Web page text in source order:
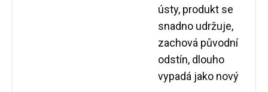
ústy, produkt se
snadno udržuje,
zachová původní
odstín, dlouho
vypadá jako nový